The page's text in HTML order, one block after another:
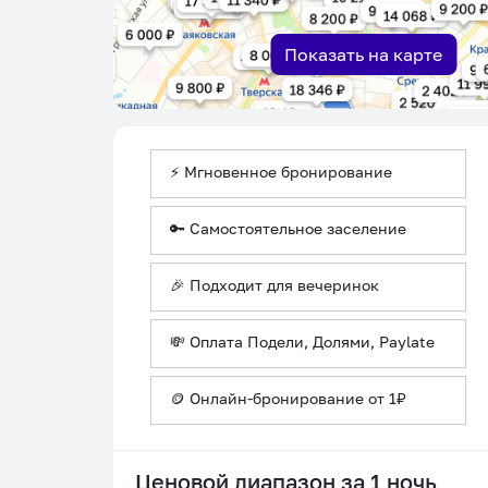
Показать на карте
⚡ Мгновенное бронирование
🔑 Самостоятельное заселение
🎉 Подходит для вечеринок
💸 Оплата Подели, Долями, Paylate
🪙 Онлайн-бронирование от 1₽
Ценовой диапазон за 1 ночь